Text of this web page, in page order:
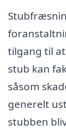
tilgang til
stub kan
såsom
generelt
stubben